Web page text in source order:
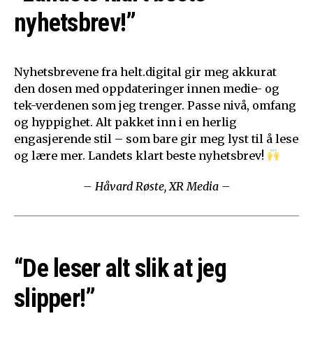
nyhetsbrev!”
Nyhetsbrevene fra helt.digital gir meg akkurat
den dosen med oppdateringer innen medie- og
tek-verdenen som jeg trenger. Passe nivå, omfang
og hyppighet. Alt pakket inn i en herlig
engasjerende stil – som bare gir meg lyst til å lese
og lære mer. Landets klart beste nyhetsbrev!
– Håvard Røste, XR Media –
“De leser alt slik at jeg
slipper!”